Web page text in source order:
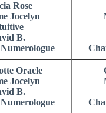
Rose
Jocelyn
B.
Oracle
Jocelyn
B.